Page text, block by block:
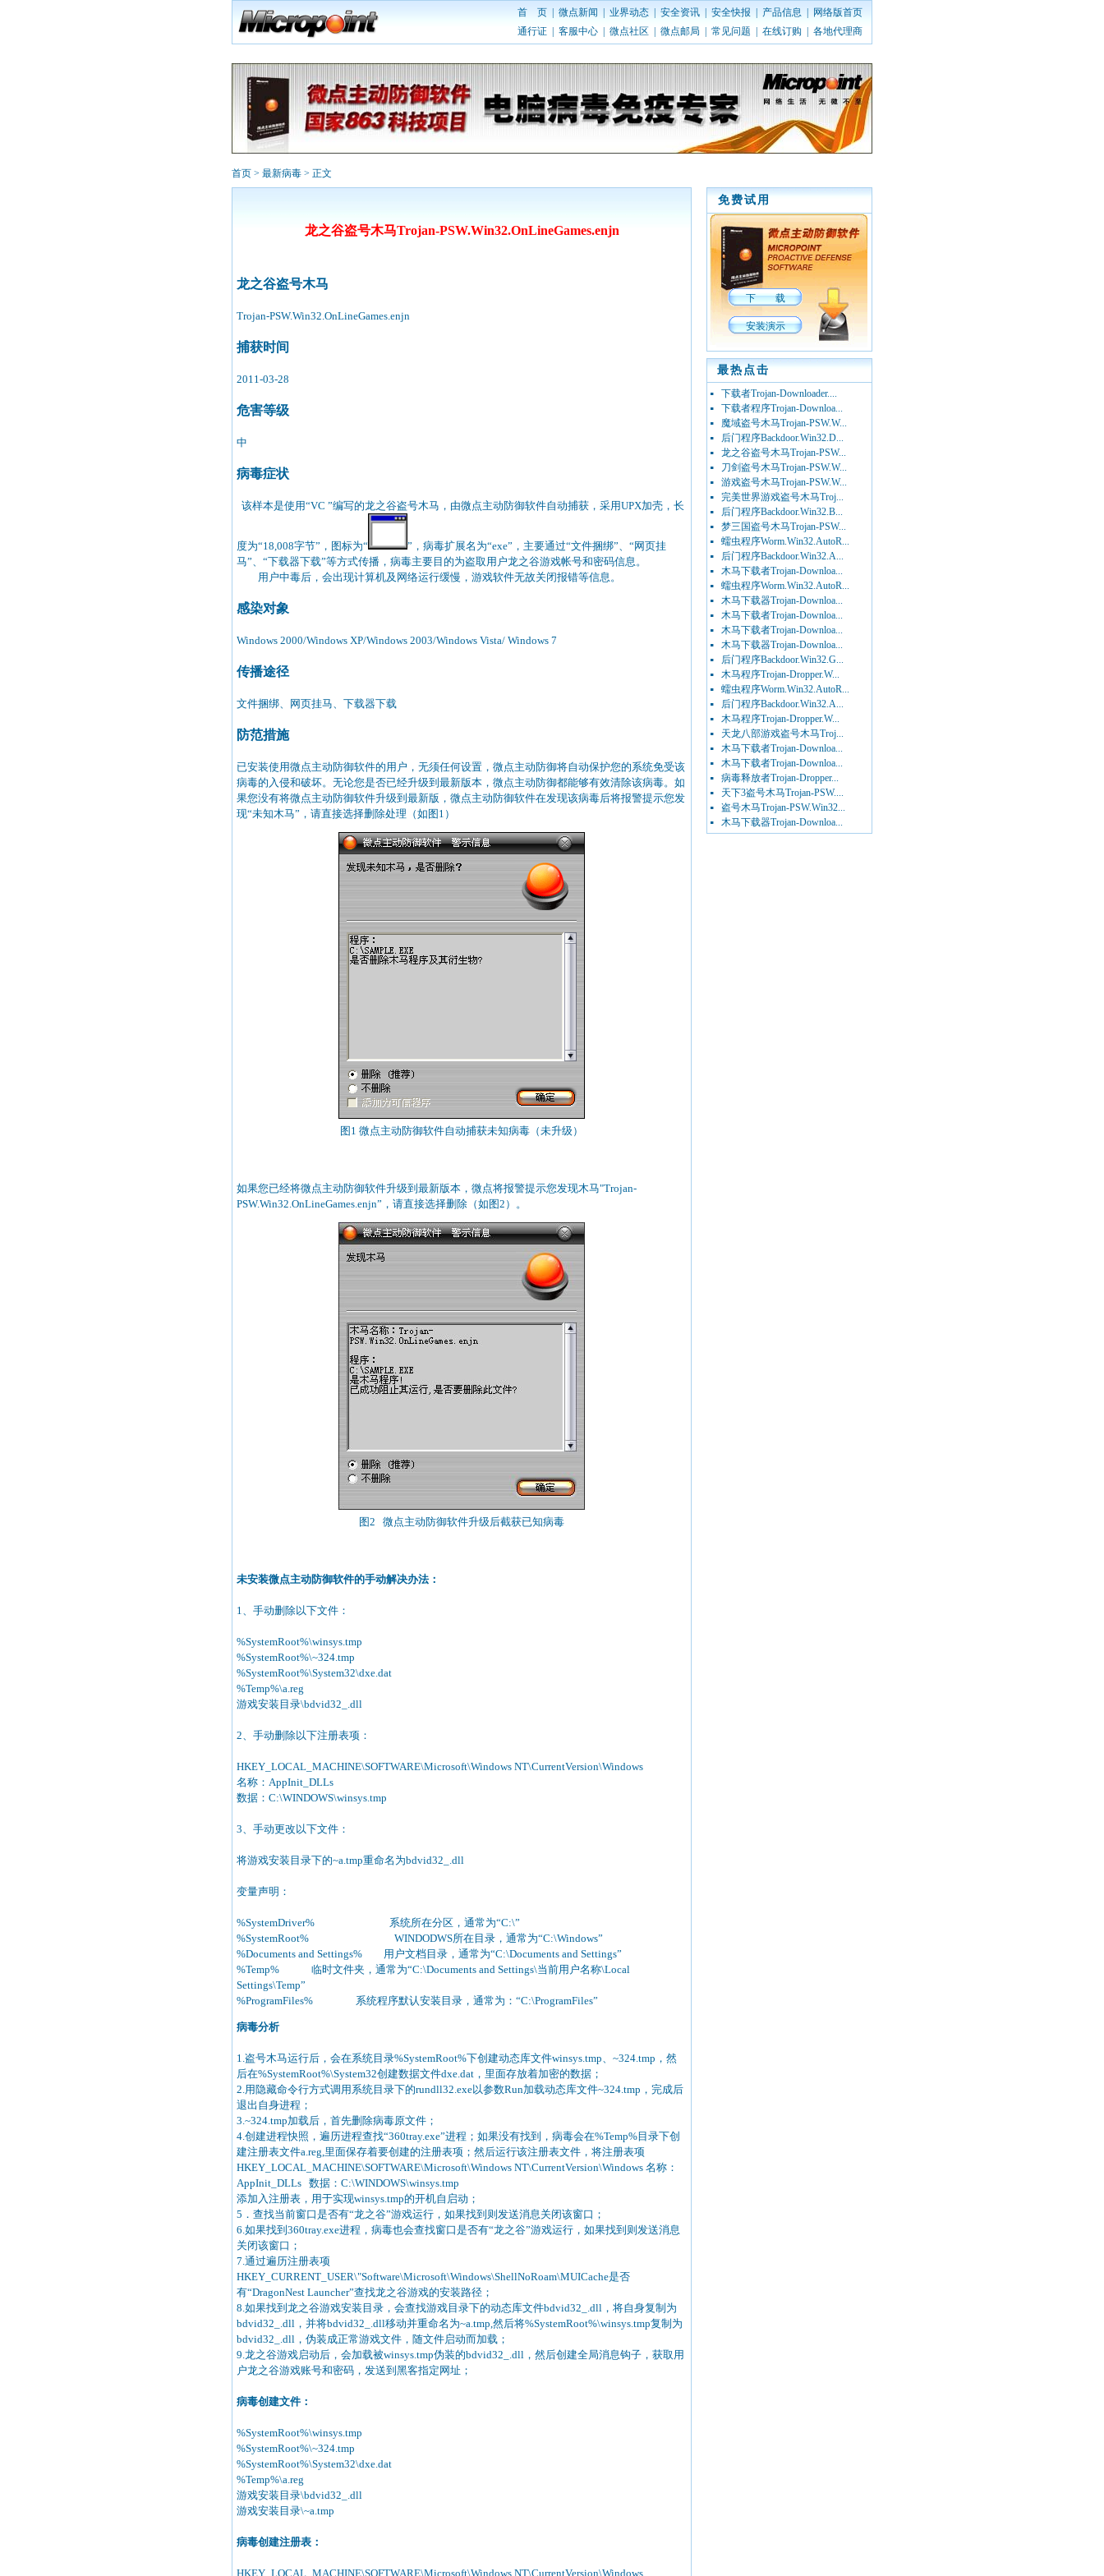
首 页 微点新闻 业界动态 安全资讯 安全快报 产品信息
网络版首页
通行证
客服中心 微点社区 微点邮局 常见问题 在线订购 各地代理商
首页 > 最新病毒 > 正文
龙之谷盗号木马Trojan-PSW.Win32.OnLineGames.enjn
龙之谷盗号木马
Trojan-PSW.Win32.OnLineGames.enjn
捕获时间
2011-03-28
危害等级
中
病毒症状
该样本是使用“VC ”编写的龙之谷盗号木马，由微点主动防御软件自动捕获，采用UPX加壳，长
度为“18,008字节”，图标为“
”，病毒扩展名为“exe”，主要通过“文件捆绑”、“网页挂
马”、“下载器下载”等方式传播，病毒主要目的为盗取用户龙之谷游戏帐号和密码信息。
用户中毒后，会出现计算机及网络运行缓慢，游戏软件无故关闭报错等信息。
感染对象
Windows 2000/Windows XP/Windows 2003/Windows Vista/ Windows 7
传播途径
文件捆绑、网页挂马、下载器下载
防范措施
已安装使用微点主动防御软件的用户，无须任何设置，微点主动防御将自动保护您的系统免受该
病毒的入侵和破坏。无论您是否已经升级到最新版本，微点主动防御都能够有效清除该病毒。如
果您没有将微点主动防御软件升级到最新版，微点主动防御软件在发现该病毒后将报警提示您发
现“未知木马”，请直接选择删除处理（如图1）
图1 微点主动防御软件自动捕获未知病毒（未升级）
如果您已经将微点主动防御软件升级到最新版本，微点将报警提示您发现木马"Trojan-
PSW.Win32.OnLineGames.enjn”，请直接选择删除（如图2）。
图2 微点主动防御软件升级后截获已知病毒
未安装微点主动防御软件的手动解决办法：
1、手动删除以下文件：
%SystemRoot%\winsys.tmp
%SystemRoot%\~324.tmp
%SystemRoot%\System32\dxe.dat
%Temp%\a.reg
游戏安装目录\bdvid32_.dll
2、手动删除以下注册表项：
HKEY_LOCAL_MACHINE\SOFTWARE\Microsoft\Windows NT\CurrentVersion\Windows
名称：AppInit_DLLs
数据：C:\WINDOWS\winsys.tmp
3、手动更改以下文件：
将游戏安装目录下的~a.tmp重命名为bdvid32_.dll
变量声明：
%SystemDriver% 系统所在分区，通常为“C:\”
%SystemRoot% WINDODWS所在目录，通常为“C:\Windows”
%Documents and Settings% 用户文档目录，通常为“C:\Documents and Settings”
%Temp% 临时文件夹，通常为“C:\Documents and Settings\当前用户名称\Local
Settings\Temp”
%ProgramFiles% 系统程序默认安装目录，通常为：“C:\ProgramFiles”
病毒分析
1.盗号木马运行后，会在系统目录%SystemRoot%下创建动态库文件winsys.tmp、~324.tmp，然
后在%SystemRoot%\System32创建数据文件dxe.dat，里面存放着加密的数据；
2.用隐藏命令行方式调用系统目录下的rundll32.exe以参数Run加载动态库文件~324.tmp，完成后
退出自身进程；
3.~324.tmp加载后，首先删除病毒原文件；
4.创建进程快照，遍历进程查找“360tray.exe”进程；如果没有找到，病毒会在%Temp%目录下创
建注册表文件a.reg,里面保存着要创建的注册表项；然后运行该注册表文件，将注册表项
HKEY_LOCAL_MACHINE\SOFTWARE\Microsoft\Windows NT\CurrentVersion\Windows 名称：
AppInit_DLLs 数据：C:\WINDOWS\winsys.tmp
添加入注册表，用于实现winsys.tmp的开机自启动；
5．查找当前窗口是否有“龙之谷”游戏运行，如果找到则发送消息关闭该窗口；
6.如果找到360tray.exe进程，病毒也会查找窗口是否有“龙之谷”游戏运行，如果找到则发送消息
关闭该窗口；
7.通过遍历注册表项
HKEY_CURRENT_USER\"Software\Microsoft\Windows\ShellNoRoam\MUICache是否
有“DragonNest Launcher”查找龙之谷游戏的安装路径；
8.如果找到龙之谷游戏安装目录，会查找游戏目录下的动态库文件bdvid32_.dll，将自身复制为
bdvid32_.dll，并将bdvid32_.dll移动并重命名为~a.tmp,然后将%SystemRoot%\winsys.tmp复制为
bdvid32_.dll，伪装成正常游戏文件，随文件启动而加载；
9.龙之谷游戏启动后，会加载被winsys.tmp伪装的bdvid32_.dll，然后创建全局消息钩子，获取用
户龙之谷游戏账号和密码，发送到黑客指定网址；
病毒创建文件：
%SystemRoot%\winsys.tmp
%SystemRoot%\~324.tmp
%SystemRoot%\System32\dxe.dat
%Temp%\a.reg
游戏安装目录\bdvid32_.dll
游戏安装目录\~a.tmp
病毒创建注册表：
HKEY_LOCAL_MACHINE\SOFTWARE\Microsoft\Windows NT\CurrentVersion\Windows
免费试用
下 载
安装演示
最热点击
下载者Trojan-Downloader....
下载者程序Trojan-Downloa...
魔域盗号木马Trojan-PSW.W...
后门程序Backdoor.Win32.D...
龙之谷盗号木马Trojan-PSW...
刀剑盗号木马Trojan-PSW.W...
游戏盗号木马Trojan-PSW.W...
完美世界游戏盗号木马Troj...
后门程序Backdoor.Win32.B...
梦三国盗号木马Trojan-PSW...
蠕虫程序Worm.Win32.AutoR...
后门程序Backdoor.Win32.A...
木马下载者Trojan-Downloa...
蠕虫程序Worm.Win32.AutoR...
木马下载器Trojan-Downloa...
木马下载者Trojan-Downloa...
木马下载者Trojan-Downloa...
木马下载器Trojan-Downloa...
后门程序Backdoor.Win32.G...
木马程序Trojan-Dropper.W...
蠕虫程序Worm.Win32.AutoR...
后门程序Backdoor.Win32.A...
木马程序Trojan-Dropper.W...
天龙八部游戏盗号木马Troj...
木马下载者Trojan-Downloa...
木马下载者Trojan-Downloa...
病毒释放者Trojan-Dropper...
天下3盗号木马Trojan-PSW....
盗号木马Trojan-PSW.Win32...
木马下载器Trojan-Downloa...